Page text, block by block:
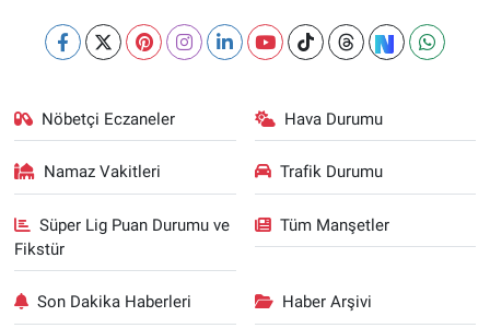
Nöbetçi Eczaneler Hava Durumu
Namaz Vakitleri Trafik Durumu
Süper Lig Puan Durumu ve
Fikstür
Tüm Manşetler
Son Dakika Haberleri Haber Arşivi